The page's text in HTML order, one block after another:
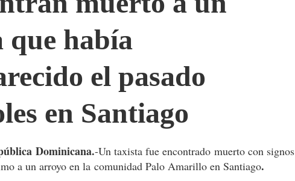
que había
el pasado
en Santiago
Dominicana.-Un taxista fue encontrado muerto con signos
a un arroyo en la comunidad Palo Amarillo en Santiago.